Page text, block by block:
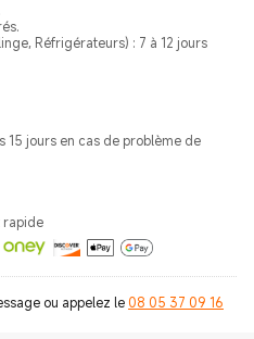
Réfrigérateurs) : 7 à 12 jours
15 jours en cas de problème de
rapide
ou appelez le 08 05 37 09 16